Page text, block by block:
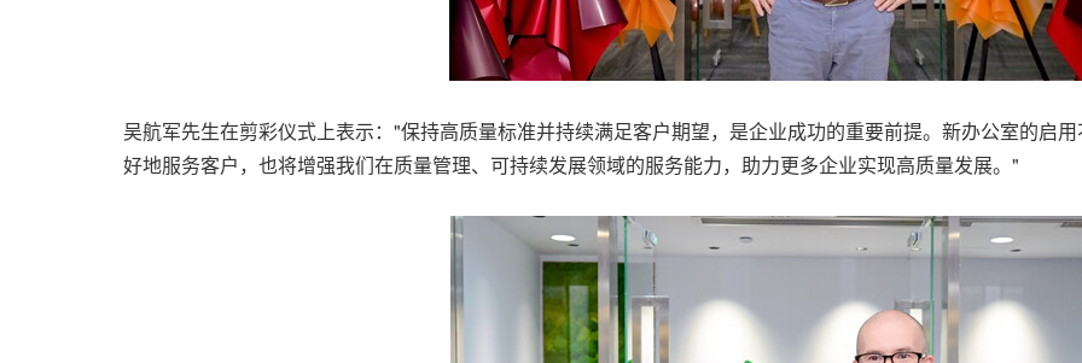
吴航军先生在剪彩仪式上表示："保持高质量标准并持续满足客户期望，是企业成功的重要前提。新办公室的启
好地服务客户，也将增强我们在质量管理、可持续发展领域的服务能力，助力更多企业实现高质量发展。"